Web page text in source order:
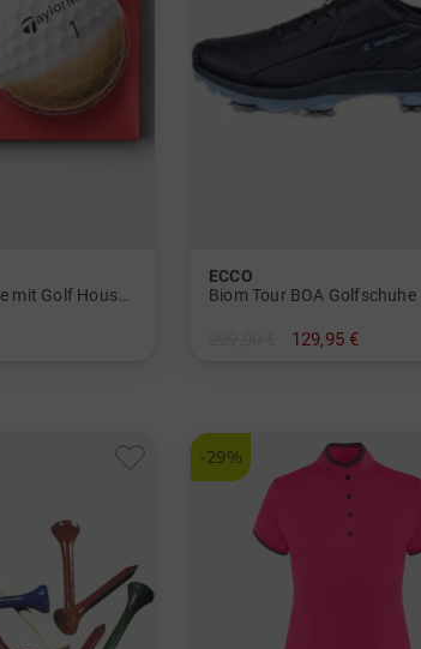
ECCO
Biom Tour BOA Golfschuhe
129,95 €
-29%